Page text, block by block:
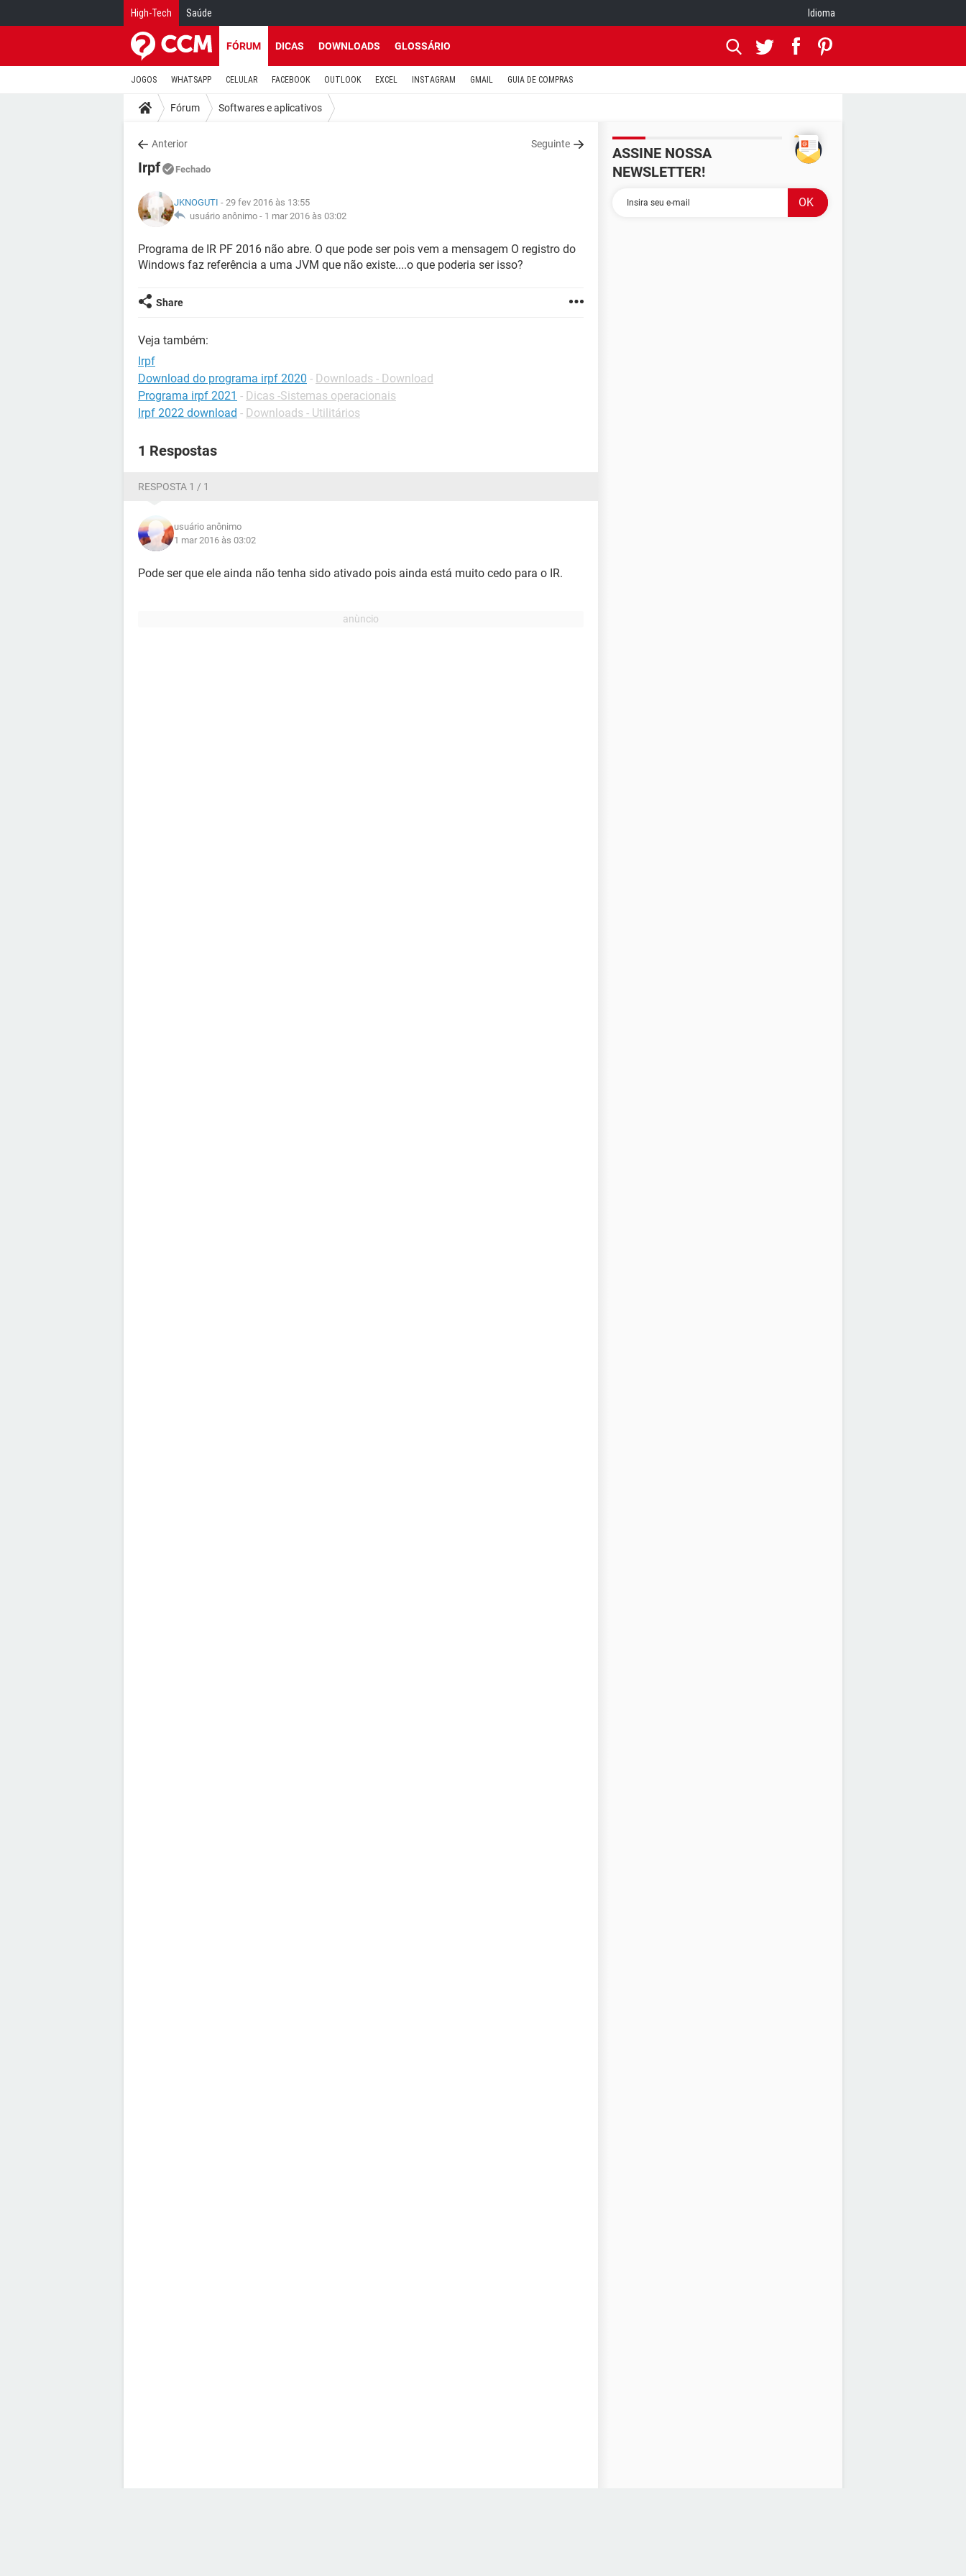
High-Tech Saúde Idioma
FÓRUM DICAS DOWNLOADS GLOSSÁRIO
JOGOS WHATSAPP CELULAR FACEBOOK OUTLOOK EXCEL INSTAGRAM GMAIL GUIA DE COMPRAS
Fórum Softwares e aplicativos
Anterior Seguinte
Irpf Fechado
JKNOGUTI - 29 fev 2016 às 13:55
usuário anônimo - 1 mar 2016 às 03:02
Programa de IR PF 2016 não abre. O que pode ser pois vem a mensagem O registro do
Windows faz referência a uma JVM que não existe....o que poderia ser isso?
Share
Veja também:
Irpf
Download do programa irpf 2020 - Downloads - Download
Programa irpf 2021 - Dicas -Sistemas operacionais
Irpf 2022 download - Downloads - Utilitários
1 Respostas
RESPOSTA 1 / 1
usuário anônimo
1 mar 2016 às 03:02
Pode ser que ele ainda não tenha sido ativado pois ainda está muito cedo para o IR.
ASSINE NOSSA
NEWSLETTER!